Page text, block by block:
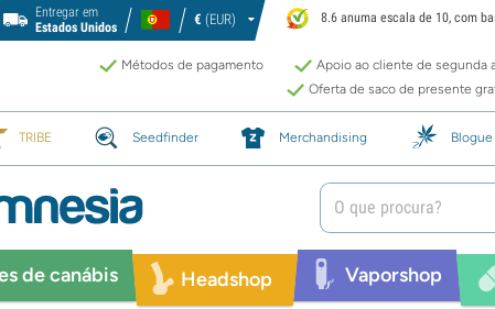
Entregar em
Estados Unidos
€ (EUR) 8.6 anuma escala de 10, com
Métodos de pagamento Apoio ao cliente de segunda
Oferta de saco de presente
TRIBE Seedfinder Merchandising Blogue
de canábis Headshop Vaporshop